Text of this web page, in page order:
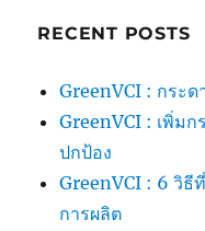
RECENT POSTS
GreenVCI : กระ
GreenVCI : เพิ่ม
ปกป้อง
GreenVCI : 6 วิ
การผลิต